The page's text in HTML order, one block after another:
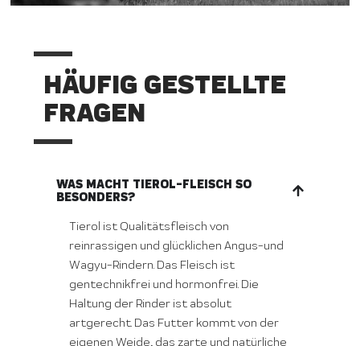
HÄUFIG GESTELLTE
FRAGEN
WAS MACHT TIEROL-FLEISCH SO
BESONDERS?
Tierol ist Qualitätsfleisch von
reinrassigen und glücklichen Angus-und
Wagyu-Rindern. Das Fleisch ist
gentechnikfrei und hormonfrei. Die
Haltung der Rinder ist absolut
artgerecht. Das Futter kommt von der
eigenen Weide, das zarte und natürliche